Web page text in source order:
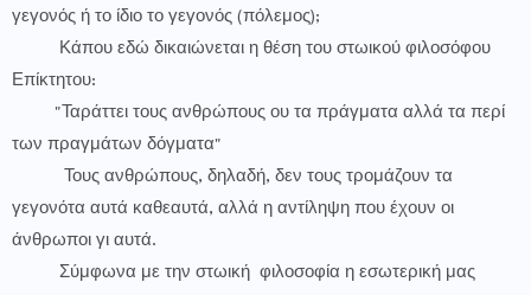
γεγονός ή το ίδιο το γεγονός (πόλεμος);
Κάπου εδώ δικαιώνεται η θέση του στωικού φιλοσόφου
Επίκτητου:
"Ταράττει τους ανθρώπους ου τα πράγματα αλλά τα περί
των πραγμάτων δόγματα"
Τους ανθρώπους, δηλαδή, δεν τους τρομάζουν τα
γεγονότα αυτά καθεαυτά, αλλά η αντίληψη που έχουν οι
άνθρωποι γι αυτά.
Σύμφωνα με την στωική φιλοσοφία η εσωτερική μας